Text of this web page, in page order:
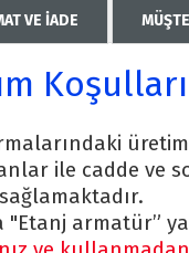
VE İADE
Koşulları
ile cadde ve
"Etanj armatür”